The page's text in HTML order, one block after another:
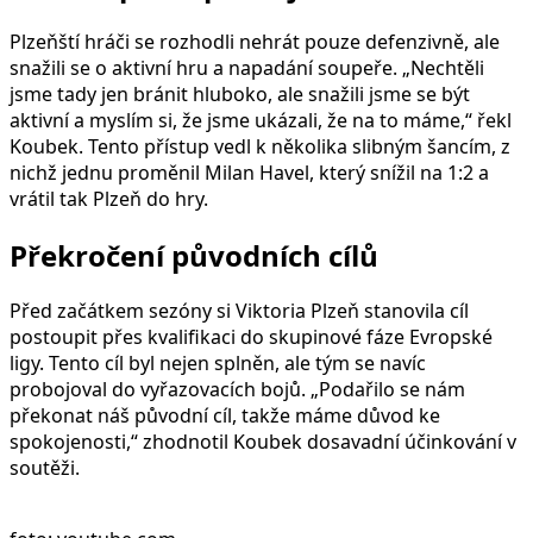
Plzeňští hráči se rozhodli nehrát pouze defenzivně, ale
snažili se o aktivní hru a napadání soupeře. „Nechtěli
jsme tady jen bránit hluboko, ale snažili jsme se být
aktivní a myslím si, že jsme ukázali, že na to máme,“ řekl
Koubek. Tento přístup vedl k několika slibným šancím, z
nichž jednu proměnil Milan Havel, který snížil na 1:2 a
vrátil tak Plzeň do hry.
Překročení původních cílů
Před začátkem sezóny si Viktoria Plzeň stanovila cíl
postoupit přes kvalifikaci do skupinové fáze Evropské
ligy. Tento cíl byl nejen splněn, ale tým se navíc
probojoval do vyřazovacích bojů. „Podařilo se nám
překonat náš původní cíl, takže máme důvod ke
spokojenosti,“ zhodnotil Koubek dosavadní účinkování v
soutěži.